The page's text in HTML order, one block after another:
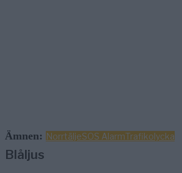
Ämnen: NorrtäljeSOS AlarmTrafikolycka
Blåljus